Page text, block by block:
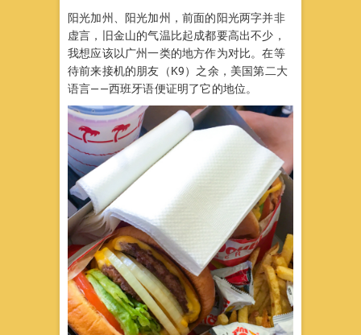
阳光加州、阳光加州，前面的阳光两字并非
虚言，旧金山的气温比起成都要高出不少，
我想应该以广州一类的地方作为对比。在等
待前来接机的朋友（K9）之余，美国第二大
语言——西班牙语便证明了它的地位。